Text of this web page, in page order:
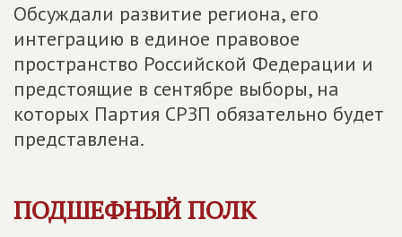
Обсуждали развитие региона, его
интеграцию в единое правовое
пространство Российской Федерации и
предстоящие в сентябре выборы, на
которых Партия СРЗП обязательно будет
представлена.
ПОДШЕФНЫЙ ПОЛК